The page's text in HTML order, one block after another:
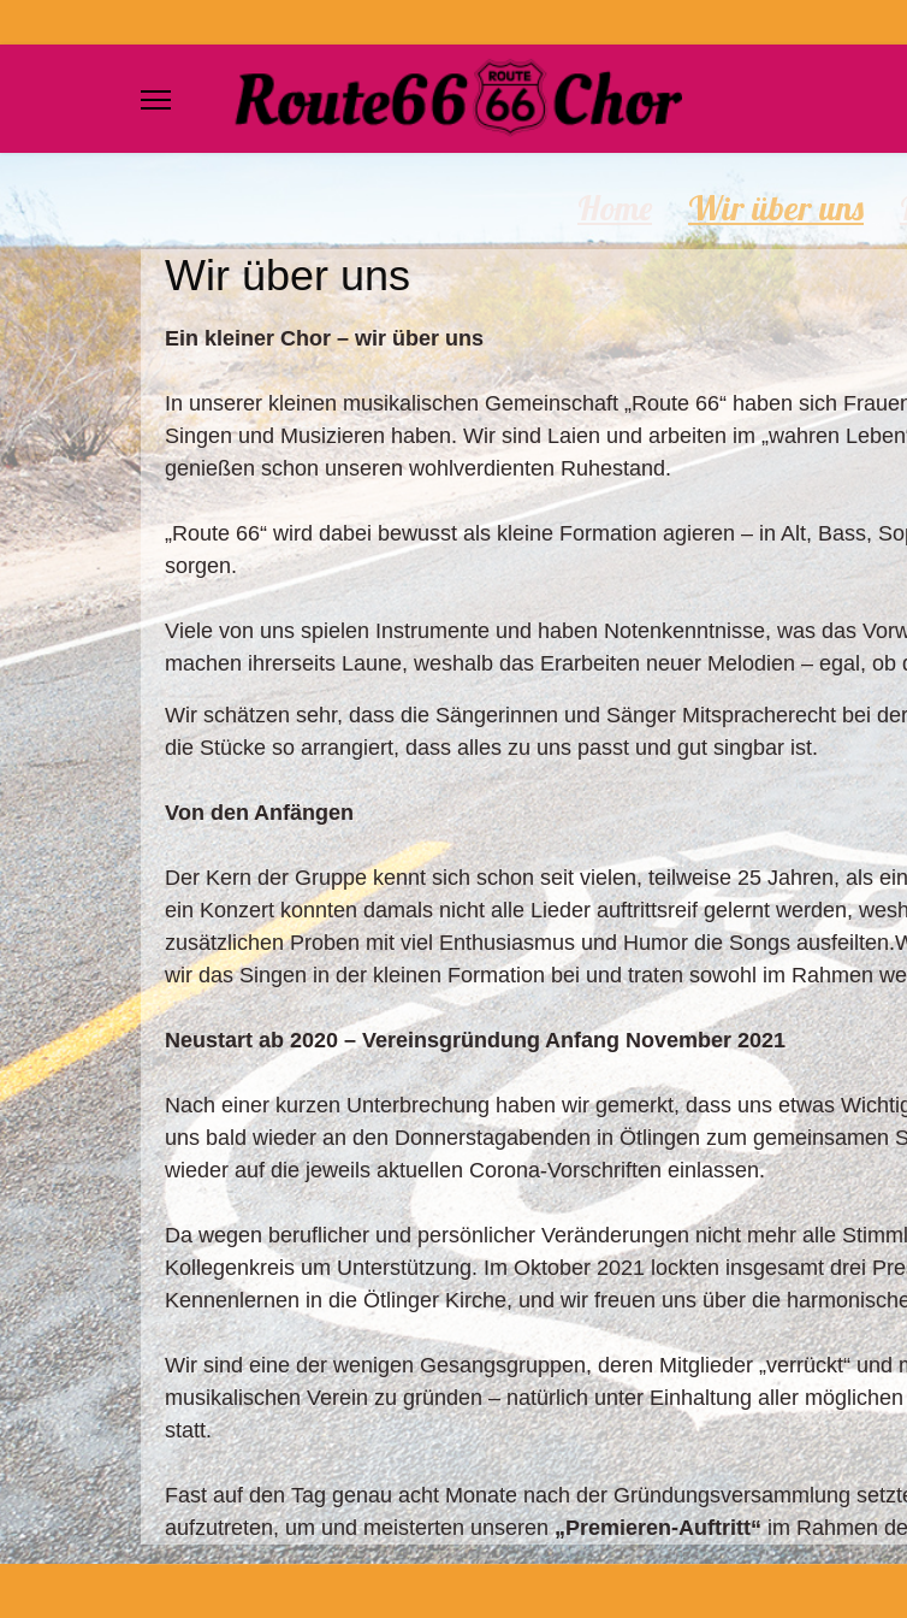
Wir über uns
Wir über uns
Ein kleiner Chor – wir über uns
In unserer kleinen musikalischen Gemeinschaft „Route 66“ haben sich
Singen und Musizieren haben. Wir sind Laien und arbeiten im „wahren
genießen schon unseren wohlverdienten Ruhestand.
„Route 66“ wird dabei bewusst als kleine Formation agieren – in Alt, Bass,
sorgen.
Viele von uns spielen Instrumente und haben Notenkenntnisse, was das
machen ihrerseits Laune, weshalb das Erarbeiten neuer Melodien – egal,
Wir schätzen sehr, dass die Sängerinnen und Sänger Mitspracherecht bei
die Stücke so arrangiert, dass alles zu uns passt und gut singbar ist.
Von den Anfängen
Der Kern der Gruppe kennt sich schon seit vielen, teilweise 25 Jahren, als
ein Konzert konnten damals nicht alle Lieder auftrittsreif gelernt werden,
zusätzlichen Proben mit viel Enthusiasmus und Humor die Songs
wir das Singen in der kleinen Formation bei und traten sowohl im Rahmen
Neustart ab 2020 – Vereinsgründung Anfang November 2021
Nach einer kurzen Unterbrechung haben wir gemerkt, dass uns etwas
uns bald wieder an den Donnerstagabenden in Ötlingen zum
wieder auf die jeweils aktuellen Corona-Vorschriften einlassen.
Da wegen beruflicher und persönlicher Veränderungen nicht mehr alle
Kollegenkreis um Unterstützung. Im Oktober 2021 lockten insgesamt drei
Kennenlernen in die Ötlinger Kirche, und wir freuen uns über die
Wir sind eine der wenigen Gesangsgruppen, deren Mitglieder „verrückt“
musikalischen Verein zu gründen – natürlich unter Einhaltung aller
statt.
Fast auf den Tag genau acht Monate nach der Gründungsversammlung
aufzutreten, um und meisterten unseren„Premieren-Auftritt“im Rahmen